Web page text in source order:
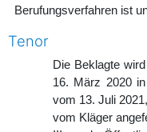
Berufungsverfahren ist
Tenor
Die Beklagte
16. März 2020
vom 13. Juli
vom Kläger